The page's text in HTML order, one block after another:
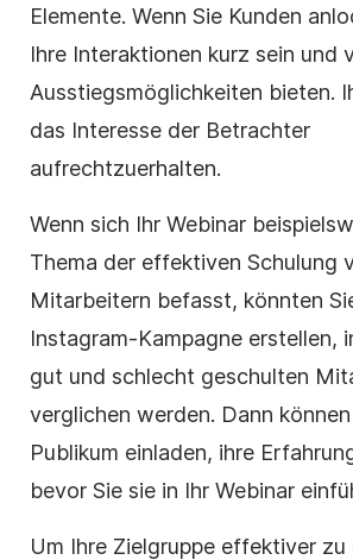
Elemente. Wenn Sie Kunden
Ihre Interaktionen kurz sein und
Ausstiegsmöglichkeiten bieten.
das Interesse der Betrachter
aufrechtzuerhalten.
Wenn sich Ihr Webinar
Thema der effektiven Schulung
Mitarbeitern befasst, könnten
Instagram-Kampagne erstellen,
gut und schlecht geschulten
verglichen werden. Dann
Publikum einladen, ihre
bevor Sie sie in Ihr Webinar
Um Ihre Zielgruppe effektiver zu